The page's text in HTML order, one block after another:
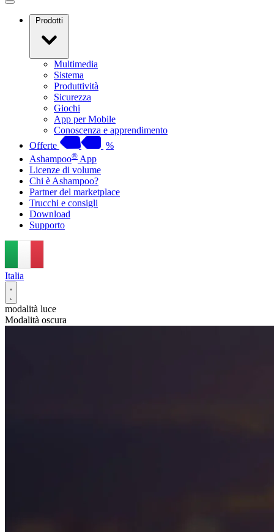
Prodotti
Multimedia
Sistema
Produttività
Sicurezza
Giochi
App per Mobile
Conoscenza e apprendimento
Offerte
%
Ashampoo® App
Licenze di volume
Chi è Ashampoo?
Partner del marketplace
Trucchi e consigli
Download
Supporto
Italia
modalità luce
Modalità oscura